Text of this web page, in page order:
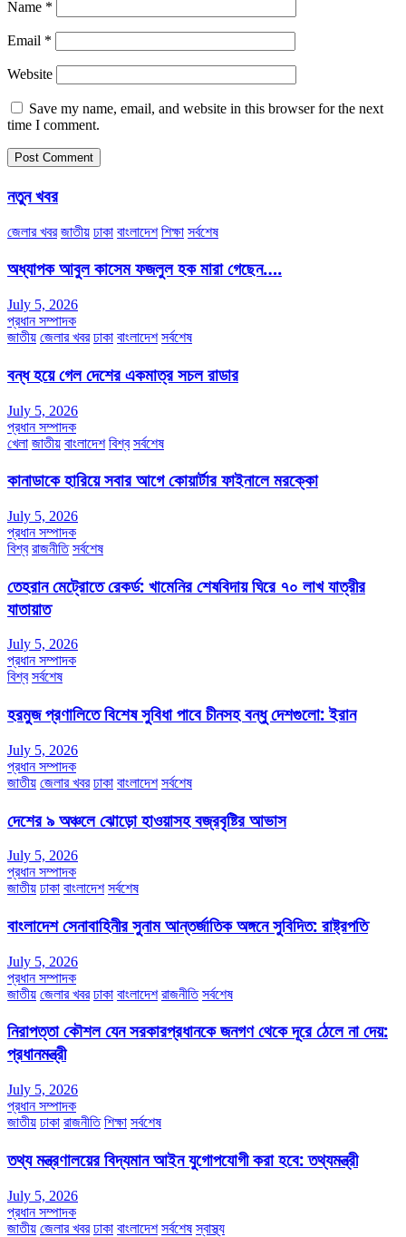
Name *
Email *
Website
Save my name, email, and website in this browser for the next
time I comment.
নতুন খবর
জেলার খবর জাতীয় ঢাকা বাংলাদেশ শিক্ষা সর্বশেষ
অধ্যাপক আবুল কাসেম ফজলুল হক মারা গেছেন….
July 5, 2026
প্রধান সম্পাদক
জাতীয় জেলার খবর ঢাকা বাংলাদেশ সর্বশেষ
বন্ধ হয়ে গেল দেশের একমাত্র সচল রাডার
July 5, 2026
প্রধান সম্পাদক
খেলা জাতীয় বাংলাদেশ বিশ্ব সর্বশেষ
কানাডাকে হারিয়ে সবার আগে কোয়ার্টার ফাইনালে মরক্কো
July 5, 2026
প্রধান সম্পাদক
বিশ্ব রাজনীতি সর্বশেষ
তেহরান মেট্রোতে রেকর্ড: খামেনির শেষবিদায় ঘিরে ৭০ লাখ যাত্রীর
যাতায়াত
July 5, 2026
প্রধান সম্পাদক
বিশ্ব সর্বশেষ
হরমুজ প্রণালিতে বিশেষ সুবিধা পাবে চীনসহ বন্ধু দেশগুলো: ইরান
July 5, 2026
প্রধান সম্পাদক
জাতীয় জেলার খবর ঢাকা বাংলাদেশ সর্বশেষ
দেশের ৯ অঞ্চলে ঝোড়ো হাওয়াসহ বজ্রবৃষ্টির আভাস
July 5, 2026
প্রধান সম্পাদক
জাতীয় ঢাকা বাংলাদেশ সর্বশেষ
বাংলাদেশ সেনাবাহিনীর সুনাম আন্তর্জাতিক অঙ্গনে সুবিদিত: রাষ্ট্রপতি
July 5, 2026
প্রধান সম্পাদক
জাতীয় জেলার খবর ঢাকা বাংলাদেশ রাজনীতি সর্বশেষ
নিরাপত্তা কৌশল যেন সরকারপ্রধানকে জনগণ থেকে দূরে ঠেলে না দেয়:
প্রধানমন্ত্রী
July 5, 2026
প্রধান সম্পাদক
জাতীয় ঢাকা রাজনীতি শিক্ষা সর্বশেষ
তথ্য মন্ত্রণালয়ের বিদ্যমান আইন যুগোপযোগী করা হবে: তথ্যমন্ত্রী
July 5, 2026
প্রধান সম্পাদক
জাতীয় জেলার খবর ঢাকা বাংলাদেশ সর্বশেষ স্বাস্থ্য